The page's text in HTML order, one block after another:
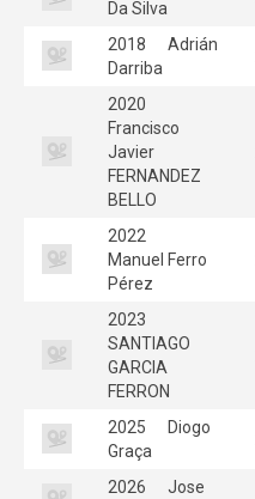
Da Silva
2018
Adrián
Darriba
2020
Francisco
Javier
FERNANDEZ
BELLO
2022
Manuel Ferro
Pérez
2023
SANTIAGO
GARCIA
FERRON
2025
Diogo
Graça
2026
Jose